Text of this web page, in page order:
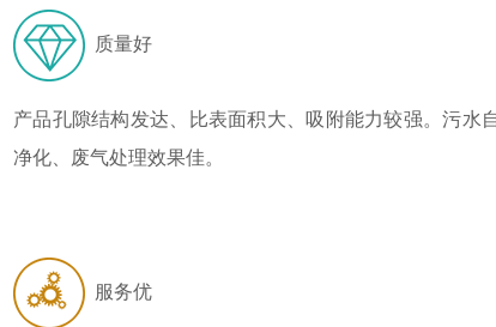
质量好
产品孔隙结构发达、比表面积大、吸附能力较强。污水
净化、废气处理效果佳。
服务优